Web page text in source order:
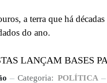
a terra que há
do ano.
LANÇAM BASES
Categoria: POLÍTICA